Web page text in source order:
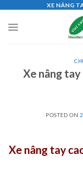
content
XE NÂNG
Xe nâng
POSTED ON
Xe nâng tay